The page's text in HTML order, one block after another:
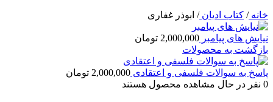
خانه/ کتاب ادیان/ ابوذر غفاری
نیایش های پیامبر 2,000,000 تومان
بازگشت به محصولات
پاسخ به سوالات فلسفی و اعتقادی 2,000,000 تومان
0 نفر در حال مشاهده محصول هستند